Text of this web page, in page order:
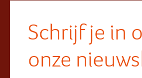
Schrijf je in
onze